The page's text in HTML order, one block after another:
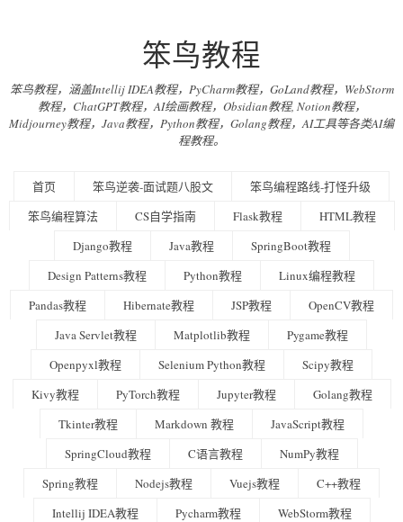
笨鸟教程
笨鸟教程，涵盖Intellij IDEA教程，PyCharm教程，GoLand教程，WebStorm
教程，ChatGPT教程，AI绘画教程，Obsidian教程, Notion教程，
Midjourney教程，Java教程，Python教程，Golang教程，AI工具等各类AI编
程教程。
首页 笨鸟逆袭-面试题八股文
笨鸟编程路线-打怪升级
笨鸟编程算法
CS自学指南 Flask教程
HTML教程
Django教程
Java教程
SpringBoot教程
Design Patterns教程
Python教程
Linux编程教程
Pandas教程
Hibernate教程 JSP教程
OpenCV教程
Java Servlet教程
Matplotlib教程
Pygame教程
Openpyxl教程
Selenium Python教程
Scipy教程
Kivy教程
PyTorch教程 Jupyter教程
Golang教程
Tkinter教程
Markdown 教程
JavaScript教程
SpringCloud教程
C语言教程
NumPy教程
Spring教程
Nodejs教程 Vuejs教程
C++教程
Intellij IDEA教程
Pycharm教程
WebStorm教程